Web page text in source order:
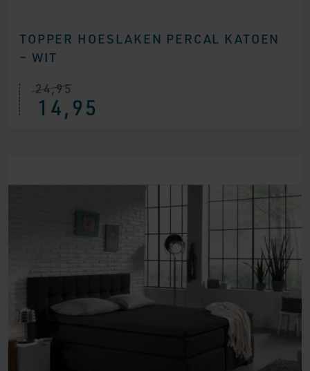
TOPPER HOESLAKEN PERCAL KATOEN
– WIT
24,95
14,95